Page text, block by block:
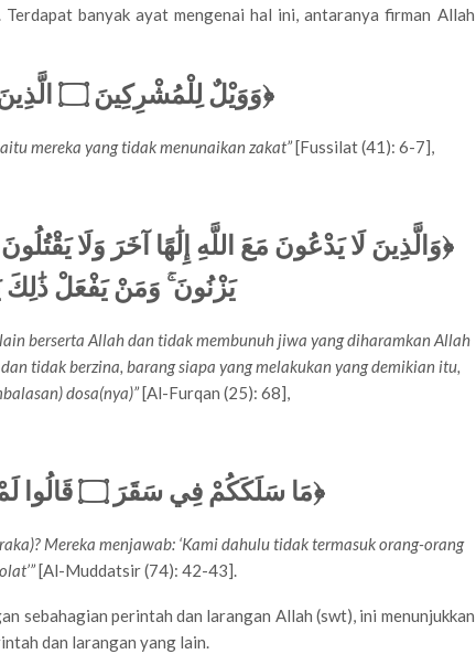
banyak ayat mengenai hal ini, antaranya firman Allah
﴿وَوَيْلٌ لِلْمُشْرِكِينَ ۝
mereka yang tidak menunaikan zakat”[Fussilat (41): 6-7],
﴿وَالَّذِينَ لَا يَدْعُونَ مَعَ اللَّهِ إِلَٰهًا آخَرَ وَلَا
يَزْنُونَ ۚ وَمَنْ يَفْعَلْ ذَٰلِكَ
berserta Allah dan tidak membunuh jiwa yang diharamkan Allah
tidak berzina, barang siapa yang melakukan yang demikian itu,
dosa(nya)”[Al-Furqan (25): 68],
﴿مَا سَلَكَكُمْ فِي سَقَرَ ۝قَالُوا
Mereka menjawab: ‘Kami dahulu tidak termasuk orang-orang
[Al-Muddatsir (74): 42-43].
sebahagian perintah dan larangan Allah (swt), ini menunjukkan
dan larangan yang lain.